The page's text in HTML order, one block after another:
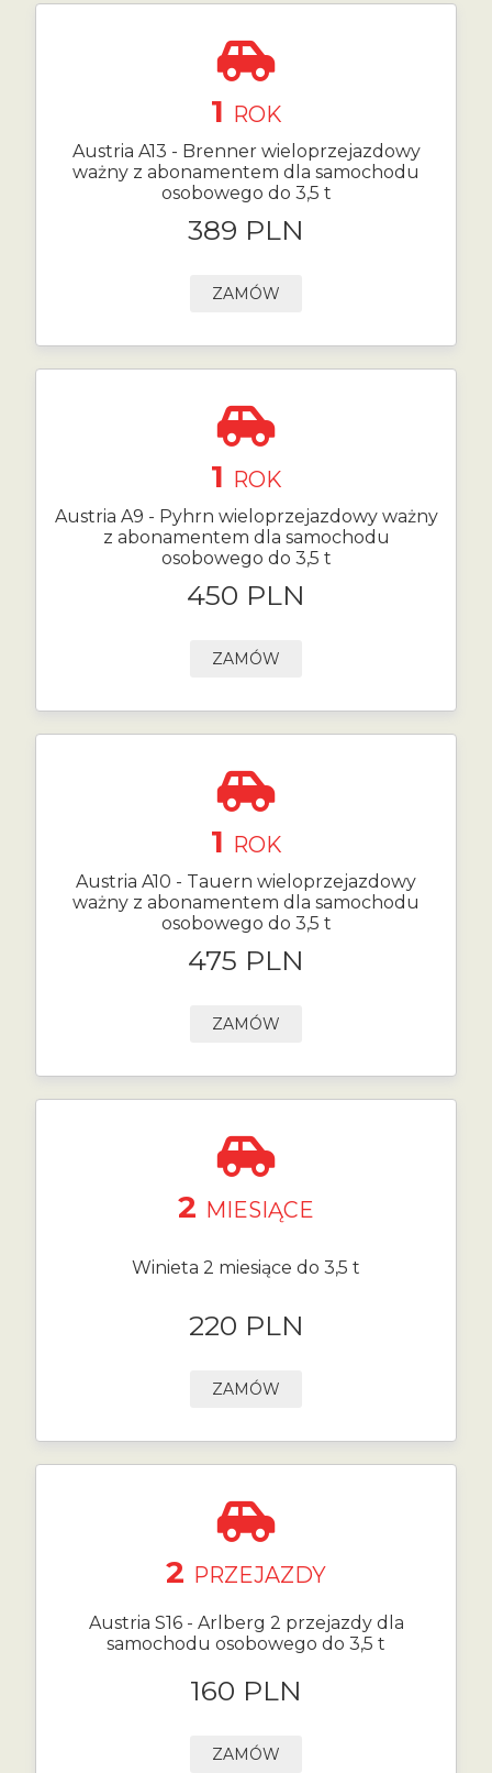
1 ROK
Austria A13 - Brenner wieloprzejazdowy
ważny z abonamentem dla samochodu
osobowego do 3,5 t
389 PLN
ZAMÓW
1 ROK
Austria A9 - Pyhrn wieloprzejazdowy ważny
z abonamentem dla samochodu
osobowego do 3,5 t
450 PLN
ZAMÓW
1 ROK
Austria A10 - Tauern wieloprzejazdowy
ważny z abonamentem dla samochodu
osobowego do 3,5 t
475 PLN
ZAMÓW
2 MIESIĄCE
Winieta 2 miesiące do 3,5 t
220 PLN
ZAMÓW
2 PRZEJAZDY
Austria S16 - Arlberg 2 przejazdy dla
samochodu osobowego do 3,5 t
160 PLN
ZAMÓW